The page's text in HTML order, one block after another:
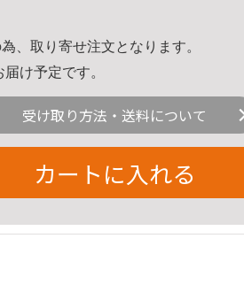
、取り寄せ注文となります。
け予定です。
受け取り方法・送料について
カートに入れる